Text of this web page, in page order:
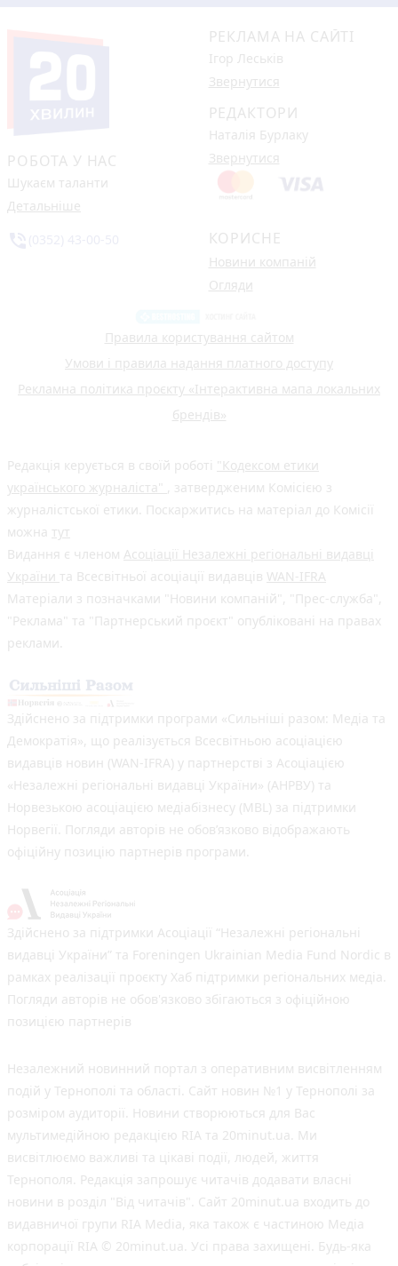
РОБОТА У НАС
Шукаєм таланти
Детальніше
РЕКЛАМА НА САЙТІ
Ігор Леськів
Звернутися
РЕДАКТОРИ
Наталія Бурлаку
Звернутися
КОРИСНЕ
Новини компаній
Огляди
Правила користування сайтом
Умови і правила надання платного доступу
Рекламна політика проєкту «Інтерактивна мапа локальних
брендів»
Редакція керується в своїй роботі "Кодексом етики
українського журналіста" , затвердженим Комісією з
журналістської етики. Поскаржитись на матеріал до Комісії
можна тут
Видання є членом Асоціації Незалежні регіональні видавці
України та Всесвітньої асоціації видавців WAN-IFRA
Матеріали з позначками "Новини компаній", "Прес-служба",
"Реклама" та "Партнерський проєкт" опубліковані на правах
реклами.
Здійснено за підтримки програми «Сильніші разом: Медіа та
Демократія», що реалізується Всесвітньою асоціацією
видавців новин (WAN-IFRA) у партнерстві з Асоціацією
«Незалежні регіональні видавці України» (АНРВУ) та
Норвезькою асоціацією медіабізнесу (MBL) за підтримки
Норвегії. Погляди авторів не обов’язково відображають
офіційну позицію партнерів програми.
Здійснено за підтримки Асоціації “Незалежні регіональні
видавці України” та Foreningen Ukrainian Media Fund Nordic в
рамках реалізації проєкту Хаб підтримки регіональних медіа.
Погляди авторів не обов'язково збігаються з офіційною
позицією партнерів
Незалежний новинний портал з оперативним висвітленням
подій у Тернополі та області. Сайт новин №1 у Тернополі за
розміром аудиторії. Новини створюються для Вас
мультимедійною редакцією RIA та 20minut.ua. Ми
висвітлюємо важливі та цікаві події, людей, життя
Тернополя. Редакція запрошує читачів додавати власні
новини в розділ "Від читачів". Сайт 20minut.ua входить до
видавничої групи RIA Media, яка також є частиною Медіа
корпорації RIA © 20minut.ua. Усі права захищені. Будь-яка